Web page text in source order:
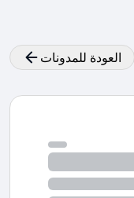
العودة للمدونات